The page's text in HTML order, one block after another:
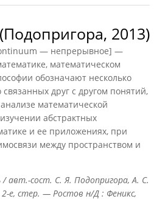
2013)
— непрерывное] —
математическом
обозначают несколько
друг с другом понятий,
математической
абстрактных
и ее приложениях, при
между пространством и
/ авт.-сост. С. Я. Подопригора, А. С.
е, стер. — Ростов н/Д : Феникс,